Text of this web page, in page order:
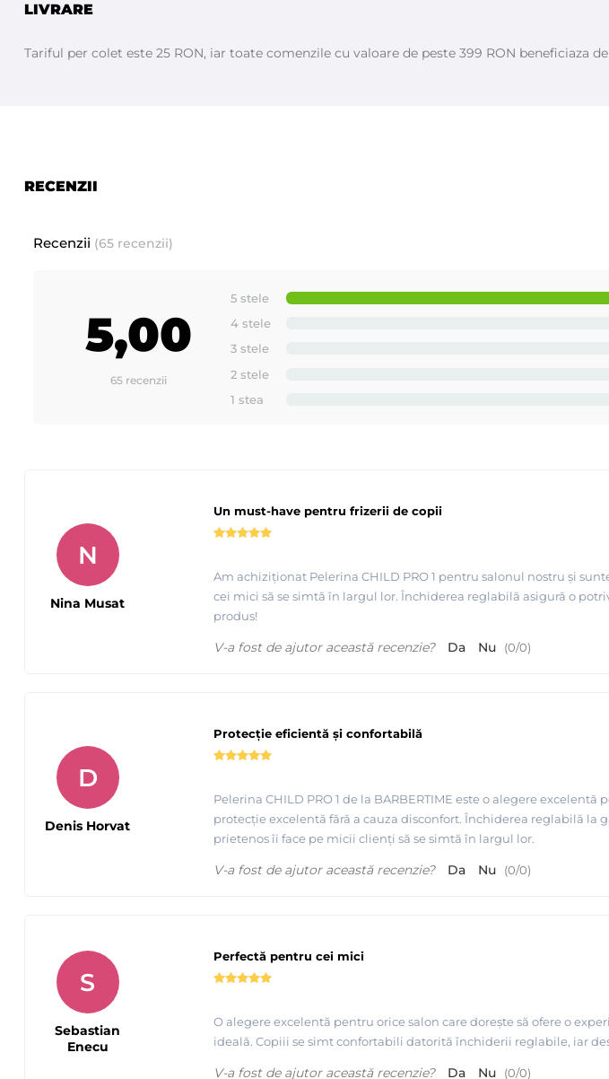
LIVRARE
Tariful per colet este 25 RON, iar toate comenzile cu valoare de peste 399 RON beneficiaza
RECENZII
Recenzii (65 recenzii)
5,00
65 recenzii
5 stele
4 stele
3 stele
2 stele
1 stea
Un must-have pentru frizerii de copii
Am achiziționat Pelerina CHILD PRO 1 pentru salonul nostru și
cei mici să se simtă în largul lor. Închiderea reglabilă asigură o
produs!
N
Nina Musat
V-a fost de ajutor această recenzie? Da Nu (0/0)
Protecție eficientă și confortabilă
Pelerina CHILD PRO 1 de la BARBERTIME este o alegere
protecție excelentă fără a cauza disconfort. Închiderea reglabilă
prietenos îi face pe micii clienți să se simtă în largul lor.
D
Denis Horvat
V-a fost de ajutor această recenzie? Da Nu (0/0)
Perfectă pentru cei mici
O alegere excelentă pentru orice salon care dorește să ofere o
ideală. Copiii se simt confortabili datorită închiderii reglabile, iar
S
Sebastian
Enecu
V-a fost de ajutor această recenzie?
Da Nu (0/0)